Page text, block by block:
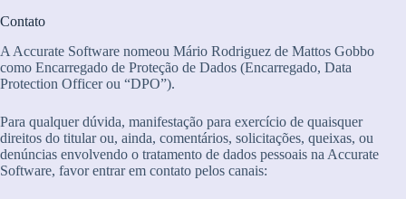
Contato
A Accurate Software nomeou Mário Rodriguez de Mattos Gobbo
como Encarregado de Proteção de Dados (Encarregado, Data
Protection Officer ou “DPO”).
Para qualquer dúvida, manifestação para exercício de quaisquer
direitos do titular ou, ainda, comentários, solicitações, queixas, ou
denúncias envolvendo o tratamento de dados pessoais na Accurate
Software, favor entrar em contato pelos canais: